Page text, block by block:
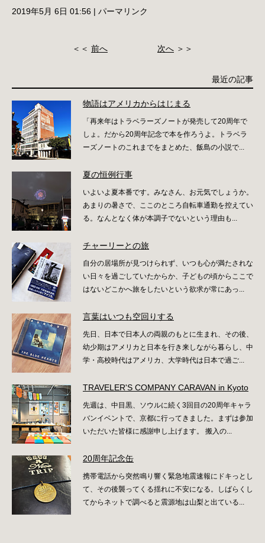
2019年5月 6日 01:56 | パーマリンク
＜＜ 前へ 次へ ＞＞
最近の記事
物語はアメリカからはじまる
「再来年はトラベラーズノートが発売して20周年で
しょ。だから20周年記念で本を作ろうよ。トラベラ
ーズノートのこれまでをまとめた、飯島の小説で...
夏の恒例行事
いよいよ夏本番です。みなさん、お元気でしょうか。
あまりの暑さで、ここのところ自転車通勤を控えてい
る。なんとなく体が本調子でないという理由も...
チャーリーとの旅
自分の居場所が見つけられず、いつも心が満たされな
い日々を過ごしていたからか、子どもの頃からここで
はないどこかへ旅をしたいという欲求が常にあっ...
言葉はいつも空回りする
先日、日本で日本人の両親のもとに生まれ、その後、
幼少期はアメリカと日本を行き来しながら暮らし、中
学・高校時代はアメリカ、大学時代は日本で過ご...
TRAVELER'S COMPANY CARAVAN in Kyoto
先週は、中目黒、ソウルに続く3回目の20周年キャラ
バンイベントで、京都に行ってきました。まずは参加
いただいた皆様に感謝申し上げます。 搬入の...
20周年記念缶
携帯電話から突然鳴り響く緊急地震速報にドキっとし
て、その後襲ってくる揺れに不安になる。しばらくし
てからネットで調べると震源地は山梨と出ている...